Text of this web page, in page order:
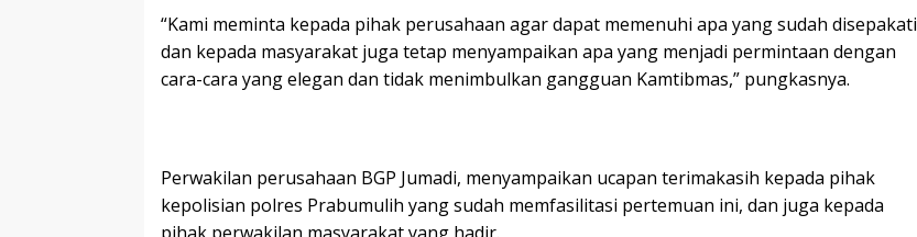
“Kami meminta kepada pihak perusahaan agar dapat memenuhi apa yang sudah disepakati
dan kepada masyarakat juga tetap menyampaikan apa yang menjadi permintaan dengan
cara-cara yang elegan dan tidak menimbulkan gangguan Kamtibmas,” pungkasnya.
Perwakilan perusahaan BGP Jumadi, menyampaikan ucapan terimakasih kepada pihak
kepolisian polres Prabumulih yang sudah memfasilitasi pertemuan ini, dan juga kepada
pihak perwakilan masyarakat yang hadir.